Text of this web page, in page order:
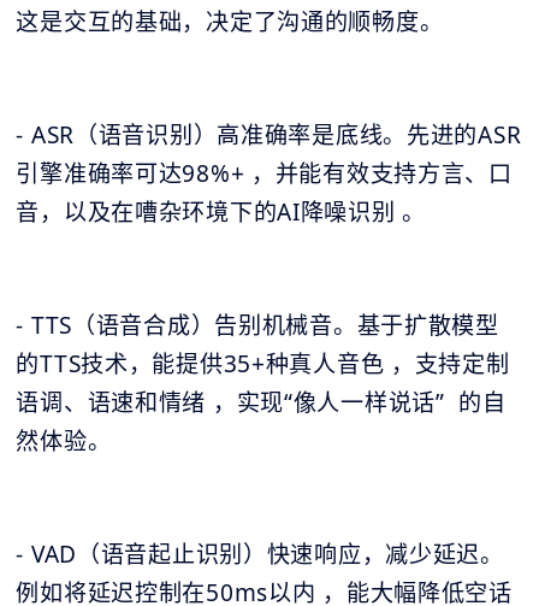
这是交互的基础，决定了沟通的顺畅度。
- ASR（语音识别）高准确率是底线。先进的ASR
引擎准确率可达98%+ ，并能有效支持方言、口
音，以及在嘈杂环境下的AI降噪识别 。
- TTS（语音合成）告别机械音。基于扩散模型
的TTS技术，能提供35+种真人音色 ，支持定制
语调、语速和情绪 ，实现“像人一样说话” 的自
然体验。
- VAD（语音起止识别）快速响应，减少延迟。
例如将延迟控制在50ms以内 ，能大幅降低空话